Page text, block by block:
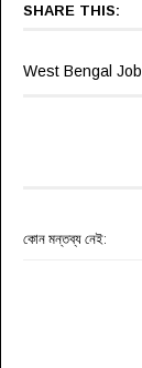
SHARE THIS:
West Bengal Job
কোন মন্তব্য নেই: